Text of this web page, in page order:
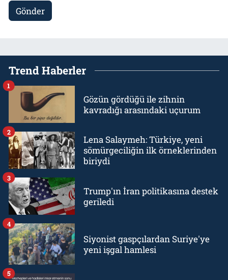
Gönder
Trend Haberler
Gözün gördüğü ile zihnin
kavradığı arasındaki uçurum
1
Lena Salaymeh: Türkiye, yeni
sömürgeciliğin ilk örneklerinden
biriydi
2
Trump'ın İran politikasına destek
geriledi
3
Siyonist gaspçılardan Suriye'ye
yeni işgal hamlesi
4
5